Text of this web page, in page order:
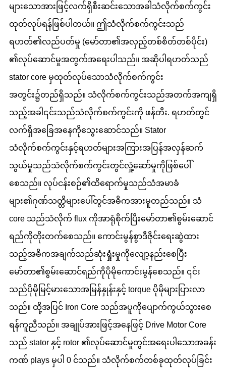
များသောအားဖြင့်လက်ရှိစီးဆင်းသောအခါသံလိုက်စက်ကွင်း
ထုတ်လုပ်ရန်ဖြစ်ပါတယ်။ ဤသံလိုက်စက်ကွင်းသည်
ရဟတ်၏လည်ပတ်မှု (မော်တာ၏အလှည့်တစ်စိတ်တစ်ပိုင်း)
၏လုပ်ဆောင်မှုအတွက်အရေးပါသည်။ အဆိုပါရဟတ်သည်
stator core မှထုတ်လုပ်သောသံလိုက်စက်ကွင်း
အတွင်း၌တည်ရှိသည်။ သံလိုက်စက်ကွင်းသည်အတက်အကျရှိ
သည့်အခါ၎င်းသည်သံလိုက်စက်ကွင်းကို ဖန်တီး. ရဟတ်တွင်
လက်ရှိအခြေအနေကိုသွေးဆောင်သည်။ Stator
သံလိုက်စက်ကွင်းနှင့်ရဟတ်များအကြားအပြန်အလှန်ဆက်
သွယ်မှုသည်သံလိုက်စက်ကွင်းတွင်လှုံ့ဆော်မှုကိုဖြစ်ပေါ်
စေသည်။ လုပ်ငန်းစဉ်၏ထိရောက်မှုသည်သံအမာခံ
များ၏ဂုဏ်သတ္တိများပေါ်တွင်အဓိကအားမူတည်သည်။ သံ
core သည်သံလိုက် flux ကိုအာရုံစိုက်ပြီးမော်တာ၏စွမ်းဆောင်
ရည်ကိုတိုးတက်စေသည်။ ကောင်းမွန်စွာဒီဇိုင်းရေးဆွဲထား
သည့်အဓိကအချက်သည်ဆုံးရှုံးမှုကိုလျော့နည်းစေပြီး
မော်တာ၏စွမ်းဆောင်ရည်ကိုပိုမိုကောင်းမွန်စေသည်။ ၎င်း
သည်ပိုမိုမြင့်မားသောအမြန်နှုန်းနှင့် torque ပိုမိုများပြားလာ
သည်။ ထို့အပြင် Iron Core သည်အပူကိုပျောက်ကွယ်သွားစေ
ရန်ကူညီသည်။ အချုပ်အားဖြင့်အနေဖြင့် Drive Motor Core
သည် stator နှင့် rotor ၏လုပ်ဆောင်မှုတွင်အရေးပါသောအခန်း
ကဏ် plays မှပါ 0 င်သည်။ သံလိုက်စက်တစ်ခုထုတ်လုပ်ခြင်း